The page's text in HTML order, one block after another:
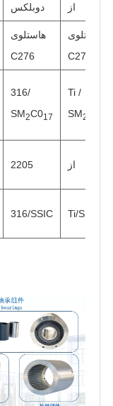
دوبلکس از
هاستلوی
C276
هاستلوی
C276
316/
SM2C017
Ti /
SM2
2205 از
316/SSIC Ti/SSIC